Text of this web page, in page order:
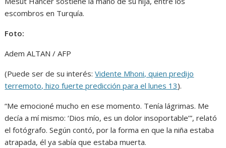
escombros en Turquía.
Foto:
Adem ALTAN / AFP
(Puede ser de su interés:Vidente Mhoni, quien predijo
terremoto, hizo fuerte predicción para el lunes 13).
“Me emocioné mucho en ese momento. Tenía lágrimas. Me
decía a mí mismo: ‘Dios mío, es un dolor insoportable’”, relató
el fotógrafo. Según contó, por la forma en que la niña estaba
atrapada, él ya sabía que estaba muerta.